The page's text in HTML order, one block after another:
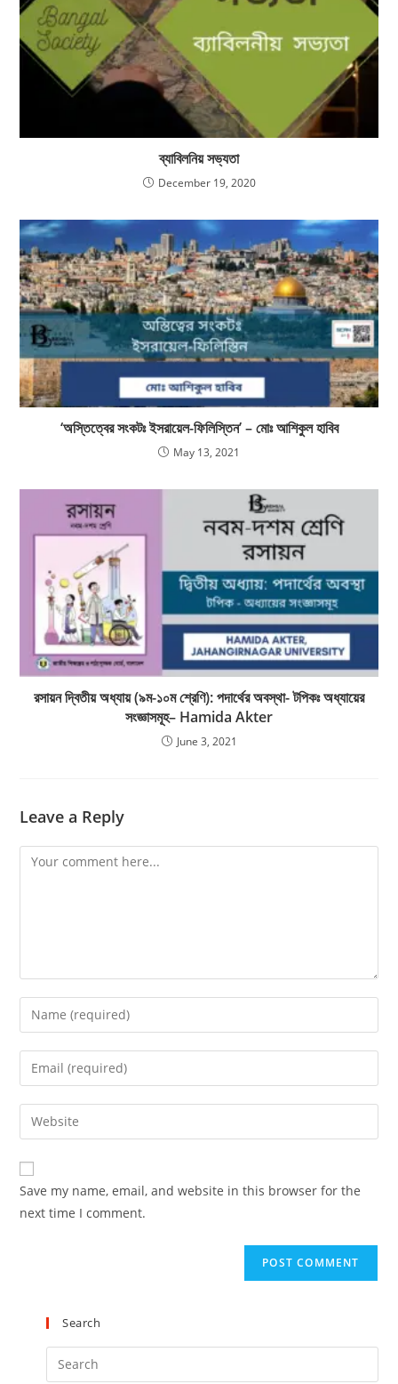
ব্যাবিলনিয় সভ্যতা
December 19, 2020
‘অস্তিত্বের সংকটঃ ইসরায়েল-ফিলিস্তিন’ – মোঃ আশিকুল হাবিব
May 13, 2021
রসায়ন দ্বিতীয় অধ্যায় (৯ম-১০ম শ্রেণি): পদার্থের অবস্থা- টপিকঃ অধ্যায়ের
সংজ্ঞাসমূহ– Hamida Akter
June 3, 2021
Leave a Reply
Save my name, email, and website in this browser for the
next time I comment.
Search